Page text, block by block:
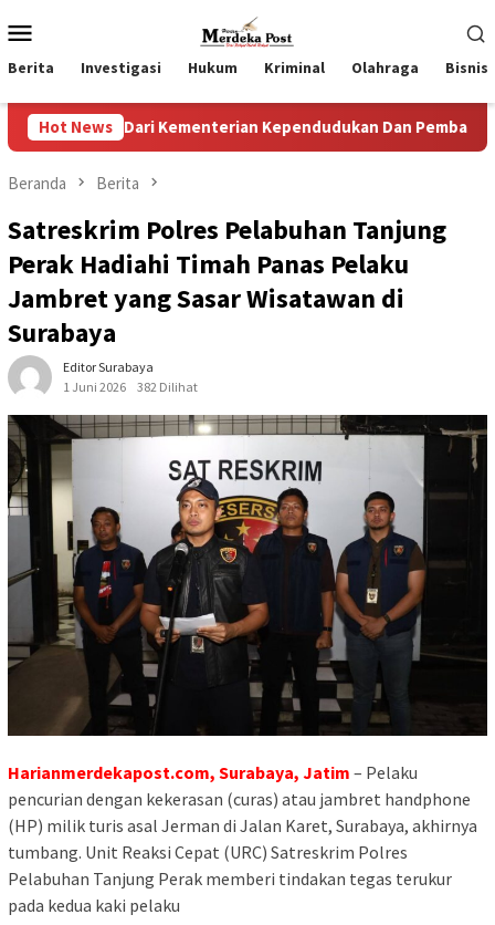
ke
kontenMobile
Berita Investigasi Hukum Kriminal Olahraga Bisnis
Hot News
Kementerian Kependudukan Dan Pembangunan Keluarga
Beranda Berita
Satreskrim Polres Pelabuhan Tanjung
Perak Hadiahi Timah Panas Pelaku
Jambret yang Sasar Wisatawan di
Surabaya
Editor Surabaya
1 Juni 2026
382 Dilihat
Harianmerdekapost.com, Surabaya, Jatim – Pelaku
pencurian dengan kekerasan (curas) atau jambret handphone
(HP) milik turis asal Jerman di Jalan Karet, Surabaya, akhirnya
tumbang. Unit Reaksi Cepat (URC) Satreskrim Polres
Pelabuhan Tanjung Perak memberi tindakan tegas terukur
pada kedua kaki pelaku